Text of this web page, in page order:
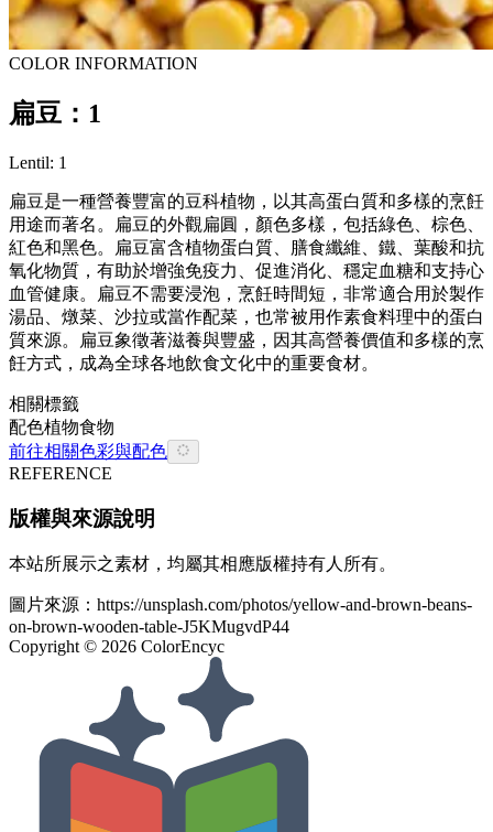
COLOR INFORMATION
扁豆：1
Lentil: 1
扁豆是一種營養豐富的豆科植物，以其高蛋白質和多樣的烹飪
用途而著名。扁豆的外觀扁圓，顏色多樣，包括綠色、棕色、
紅色和黑色。扁豆富含植物蛋白質、膳食纖維、鐵、葉酸和抗
氧化物質，有助於增強免疫力、促進消化、穩定血糖和支持心
血管健康。扁豆不需要浸泡，烹飪時間短，非常適合用於製作
湯品、燉菜、沙拉或當作配菜，也常被用作素食料理中的蛋白
質來源。扁豆象徵著滋養與豐盛，因其高營養價值和多樣的烹
飪方式，成為全球各地飲食文化中的重要食材。
相關標籤
配色植物食物
前往相關色彩與配色
REFERENCE
版權與來源說明
本站所展示之素材，均屬其相應版權持有人所有。
圖片來源： https://unsplash.com/photos/yellow-and-brown-beans-
on-brown-wooden-table-J5KMugvdP44
Copyright © 2026 ColorEncyc